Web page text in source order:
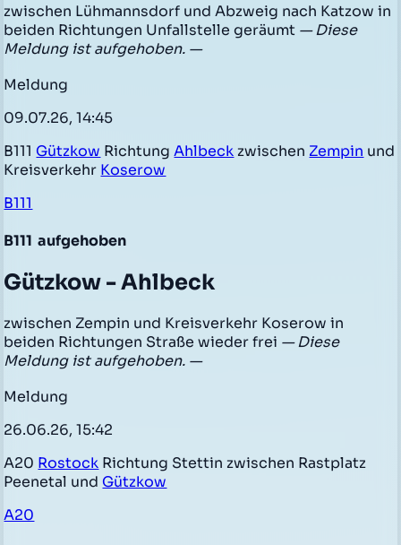
zwischen Lühmannsdorf und Abzweig nach Katzow in
beiden Richtungen Unfallstelle geräumt — Diese
Meldung ist aufgehoben. —
Meldung
09.07.26, 14:45
B111 Gützkow RichtungAhlbeck zwischen Zempin und
Kreisverkehr Koserow
B111
B111 aufgehoben
Gützkow - Ahlbeck
zwischen Zempin und Kreisverkehr Koserow in
beiden Richtungen Straße wieder frei — Diese
Meldung ist aufgehoben. —
Meldung
26.06.26, 15:42
A20 Rostock Richtung Stettin zwischen Rastplatz
Peenetal und Gützkow
A20